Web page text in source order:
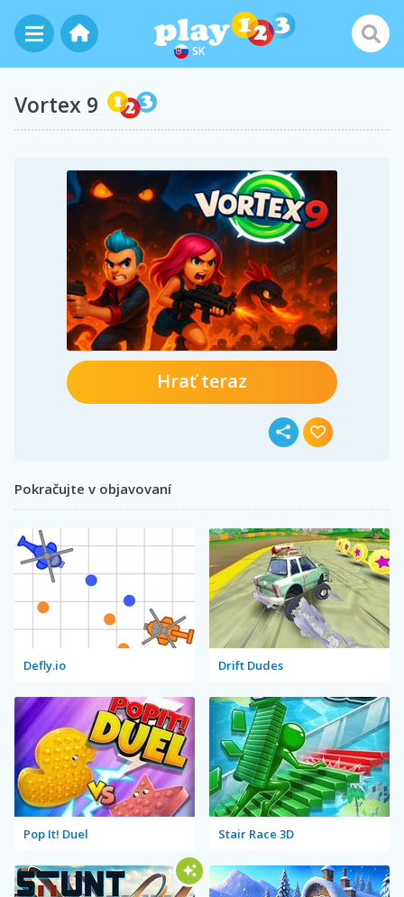
SK
Vortex 9
Hrať teraz
Pokračujte v objavovaní
Defly.io Drift Dudes
Pop It! Duel Stair Race 3D